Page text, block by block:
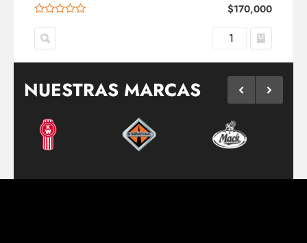
$170,000
NUESTRAS MARCAS